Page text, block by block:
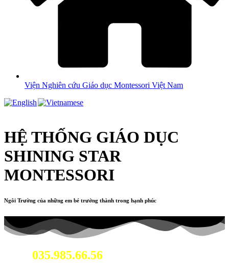
Viện Nghiên cứu Giáo dục Montessori Việt Nam
HỆ THỐNG GIÁO DỤC
SHINING STAR
MONTESSORI
Ngôi Trường của những em bé trưởng thành trong hạnh phúc
035.985.66.56